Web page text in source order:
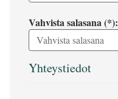
Vahvista salasana (*):
Yhteystiedot